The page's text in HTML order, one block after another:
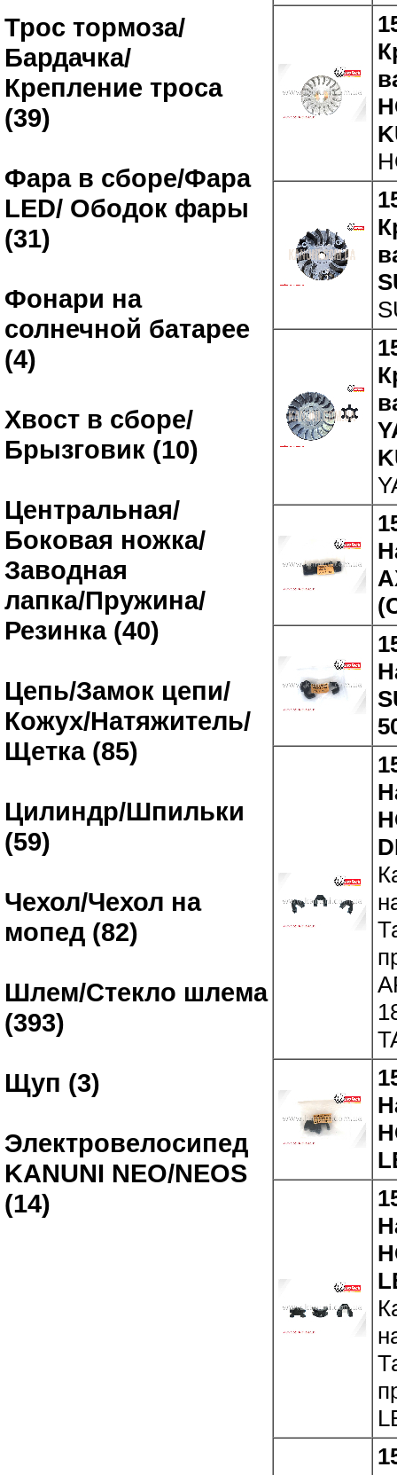
Трос тормоза/
Бардачка/
Крепление троса
(39)
Фара в сборе/Фара
LED/ Ободок фары
(31)
Фонари на
солнечной батарее
(4)
Хвост в сборе/
Брызговик (10)
Центральная/
Боковая ножка/
Заводная
лапка/Пружина/
Резинка (40)
Цепь/Замок цепи/
Кожух/Натяжитель/
Щетка (85)
Цилиндр/Шпильки
(59)
Чехол/Чехол на
мопед (82)
Шлем/Стекло шлема
(393)
Щуп (3)
Электровелосипед
KANUNI NEO/NEOS
(14)